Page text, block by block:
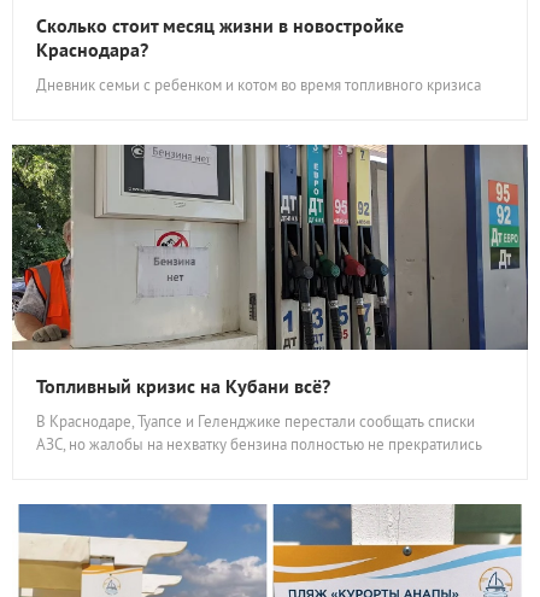
Сколько стоит месяц жизни в новостройке
Краснодара?
Дневник семьи с ребенком и котом во время топливного кризиса
Топливный кризис на Кубани всё?
В Краснодаре, Туапсе и Геленджике перестали сообщать списки
АЗС, но жалобы на нехватку бензина полностью не прекратились